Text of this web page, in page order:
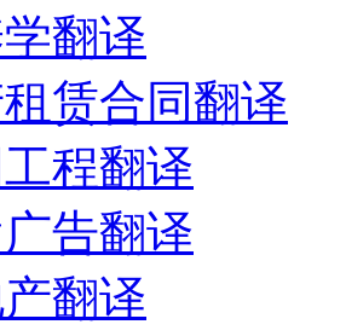
翻译
赁合同翻译
程翻译
告翻译
翻译